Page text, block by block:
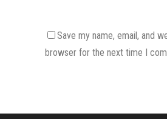
Save my name, email, and
browser for the next time I